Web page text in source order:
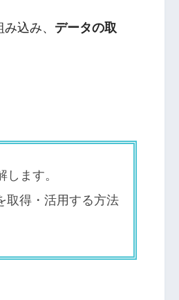
み込み、 データの取
ます。
取得・活用する方法